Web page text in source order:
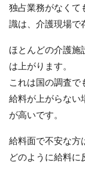
独占業務がなくて
識は、介護現場で
ほとんどの介護施
は上がります。
これは国の調査で
給料が上がらない
が高いです。
給料面で不安な方
どのように給料に